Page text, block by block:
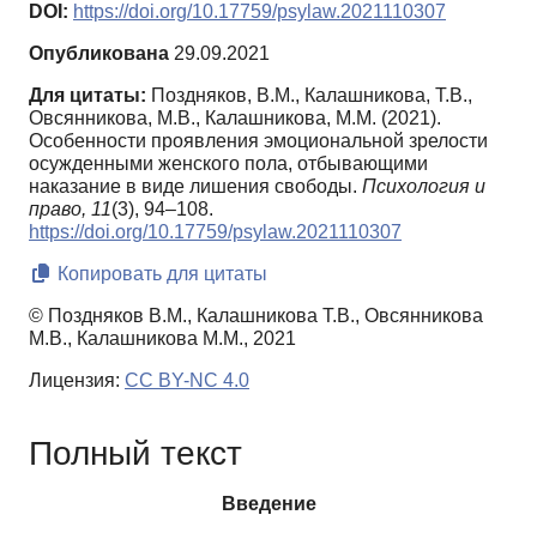
DOI: https://doi.org/10.17759/psylaw.2021110307
Опубликована 29.09.2021
Для цитаты: Поздняков, В.М., Калашникова, Т.В.,
Овсянникова, М.В., Калашникова, М.М. (2021).
Особенности проявления эмоциональной зрелости
осужденными женского пола, отбывающими
наказание в виде лишения свободы. Психология и
право, 11(3), 94–108.
https://doi.org/10.17759/psylaw.2021110307
Копировать для цитаты
© Поздняков В.М., Калашникова Т.В., Овсянникова
М.В., Калашникова М.М., 2021
Лицензия: CC BY-NC 4.0
Полный текст
Введение